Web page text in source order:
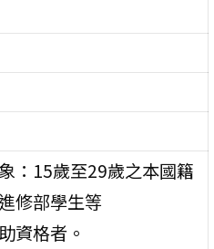
：15歲至29歲之本國籍
修部學生等
資格者。